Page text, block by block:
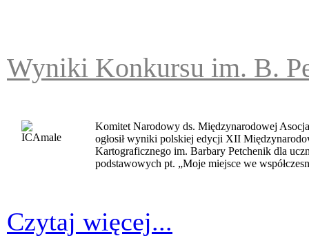
Wyniki Konkursu im. B.
Komitet Narodowy ds. Międzynarodowej
ogłosił wyniki polskiej edycji XII
Kartograficznego im. Barbary Petchenik dla
podstawowych pt. „Moje miejsce we
Czytaj więcej...